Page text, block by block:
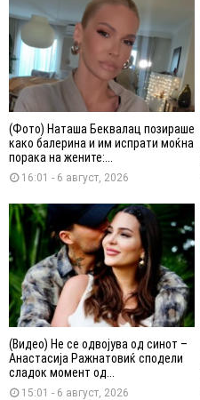
(Фото) Наташа Беквалац позираше
како балерина и им испрати моќна
порака на жените:...
16:01 - 6 август, 2026
(Видео) Не се одвојува од синот –
Анастасија Ражнатовиќ сподели
сладок момент од...
15:01 - 6 август, 2026